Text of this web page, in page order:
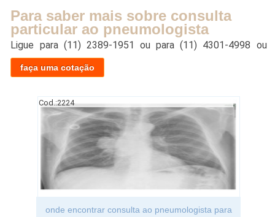
Para saber mais sobre consulta
particular ao pneumologista
Ligue para (11) 2389-1951 ou para(11) 4301-4998 ou
faça uma cotação
Cod.:2224
onde encontrar consulta ao pneumologista para